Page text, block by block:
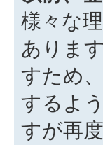
様々な
ありま
すため
するよ
すが再